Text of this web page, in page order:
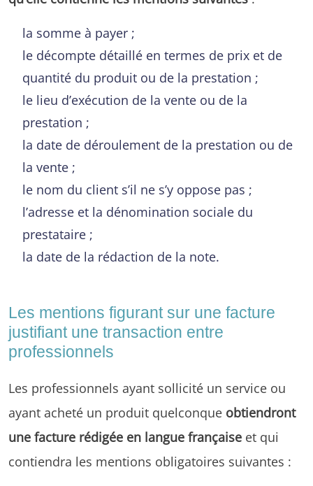
la somme à payer ;
le décompte détaillé en termes de prix et de
quantité du produit ou de la prestation ;
le lieu d’exécution de la vente ou de la
prestation ;
la date de déroulement de la prestation ou de
la vente ;
le nom du client s’il ne s’y oppose pas ;
l’adresse et la dénomination sociale du
prestataire ;
la date de la rédaction de la note.
Les mentions figurant sur une facture
justifiant une transaction entre
professionnels
Les professionnels ayant sollicité un service ou
ayant acheté un produit quelconque obtiendront
une facture rédigée en langue française et qui
contiendra les mentions obligatoires suivantes :